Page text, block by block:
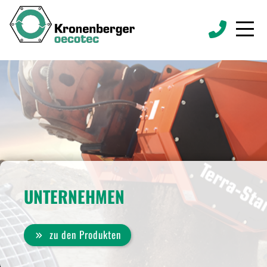
Start
Schaufelseparatoren
Betonmischschaufeln
Produkte
UNTERNEHMEN
zu den Produkten